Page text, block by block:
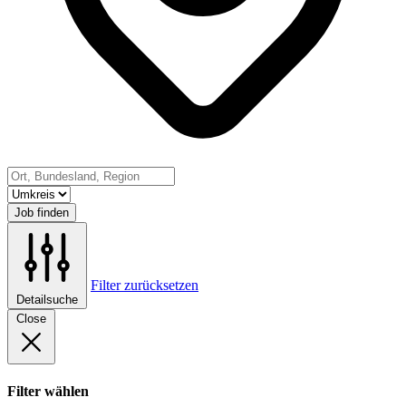
Job finden
Detailsuche
Filter zurücksetzen
Close
Filter wählen